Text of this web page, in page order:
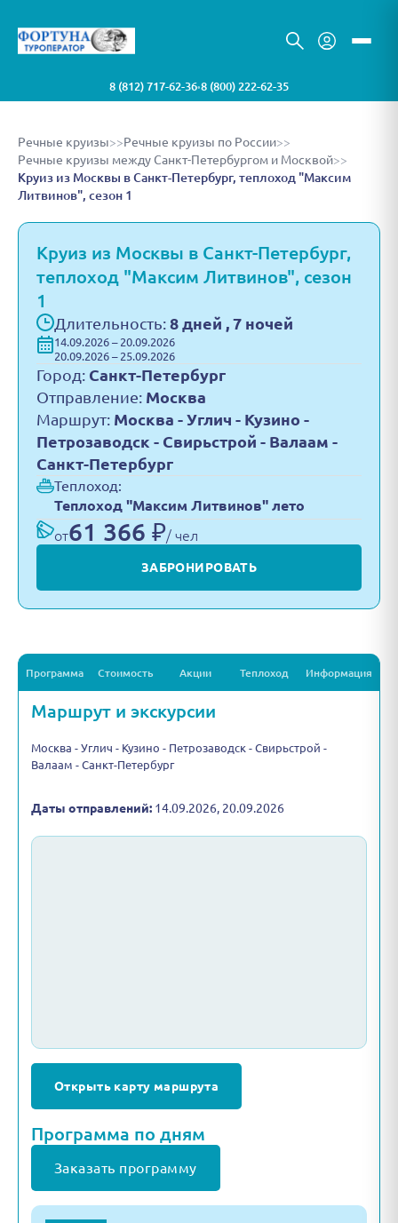
8 (812) 717-62-36•8 (800) 222-62-35
Речные круизы>>Речные круизы по России>>
Речные круизы между Санкт-Петербургом и Москвой>>
Круиз из Москвы в Санкт-Петербург, теплоход "Максим
Литвинов", сезон 1
Круиз из Москвы в Санкт-Петербург,
теплоход "Максим Литвинов", сезон
1
Длительность: 8 дней , 7 ночей
14.09.2026 – 20.09.2026
20.09.2026 – 25.09.2026
Город: Санкт-Петербург
Отправление: Москва
Маршрут: Москва - Углич - Кузино -
Петрозаводск - Свирьстрой - Валаам -
Санкт-Петербург
Теплоход:
Теплоход "Максим Литвинов" лето
от61 366 ₽/ чел
ЗАБРОНИРОВАТЬ
Программа Стоимость Акции Теплоход Информация
Маршрут и экскурсии
Москва - Углич - Кузино - Петрозаводск - Свирьстрой -
Валаам - Санкт-Петербург
Даты отправлений: 14.09.2026, 20.09.2026
Открыть карту маршрута
Программа по дням
Заказать программу